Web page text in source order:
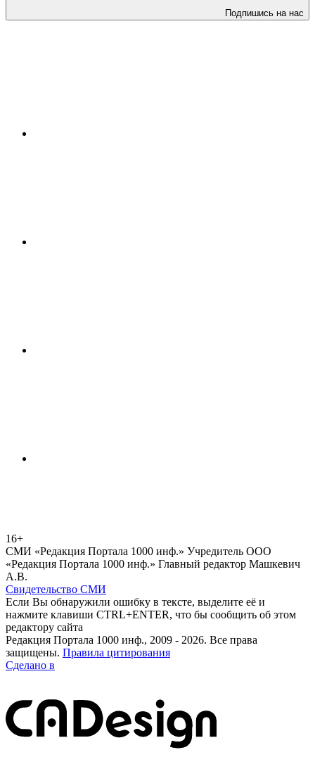
Подпишись на нас
16+
СМИ «Редакция Портала 1000 инф.» Учредитель ООО
«Редакция Портала 1000 инф.» Главный редактор Машкевич
А.В.
Свидетельство СМИ
Если Вы обнаружили ошибку в тексте, выделите её и
нажмите клавиши CTRL+ENTER, что бы сообщить об этом
редактору сайта
Редакция Портала 1000 инф., 2009 - 2026. Все права
защищены. Правила цитирования
Сделано в